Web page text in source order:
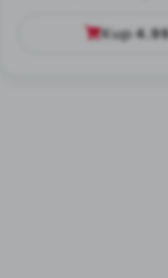
Kup